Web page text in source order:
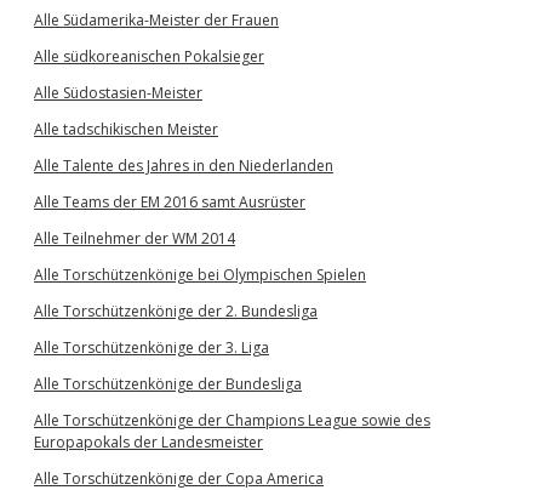
Alle Südamerika-Meister der Frauen
Alle südkoreanischen Pokalsieger
Alle Südostasien-Meister
Alle tadschikischen Meister
Alle Talente des Jahres in den Niederlanden
Alle Teams der EM 2016 samt Ausrüster
Alle Teilnehmer der WM 2014
Alle Torschützenkönige bei Olympischen Spielen
Alle Torschützenkönige der 2. Bundesliga
Alle Torschützenkönige der 3. Liga
Alle Torschützenkönige der Bundesliga
Alle Torschützenkönige der Champions League sowie des
Europapokals der Landesmeister
Alle Torschützenkönige der Copa America